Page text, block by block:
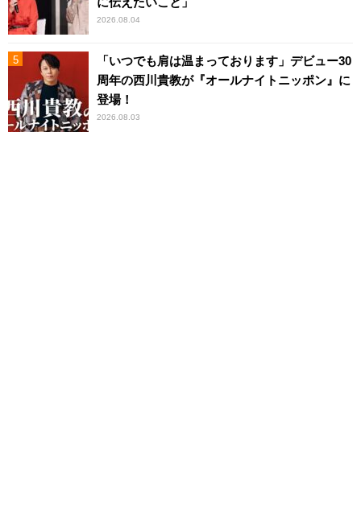
2026.08.04
「いつでも肩は温まっております」デビュー30
周年の西川貴教が『オールナイトニッポン』に
登場！
2026.08.03